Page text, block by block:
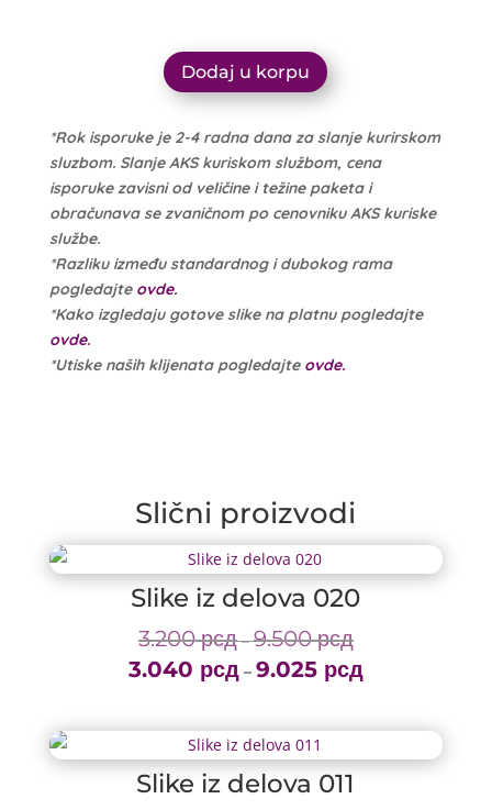
Dodaj u korpu
*Rok isporuke je 2-4 radna dana za slanje kurirskom
sluzbom. Slanje AKS kuriskom službom, cena
isporuke zavisni od veličine i težine paketa i
obračunava se zvaničnom po cenovniku AKS kuriske
službe.
*Razliku između standardnog i dubokog rama
pogledajte ovde.
*Kako izgledaju gotove slike na platnu pogledajte
ovde.
*Utiske naših klijenata pogledajte ovde.
Slični proizvodi
Slike iz delova 020
3.200рсд – 9.500рсдPrice
range:
3.040 рсд – 9.025 рсд
Slike iz delova 011